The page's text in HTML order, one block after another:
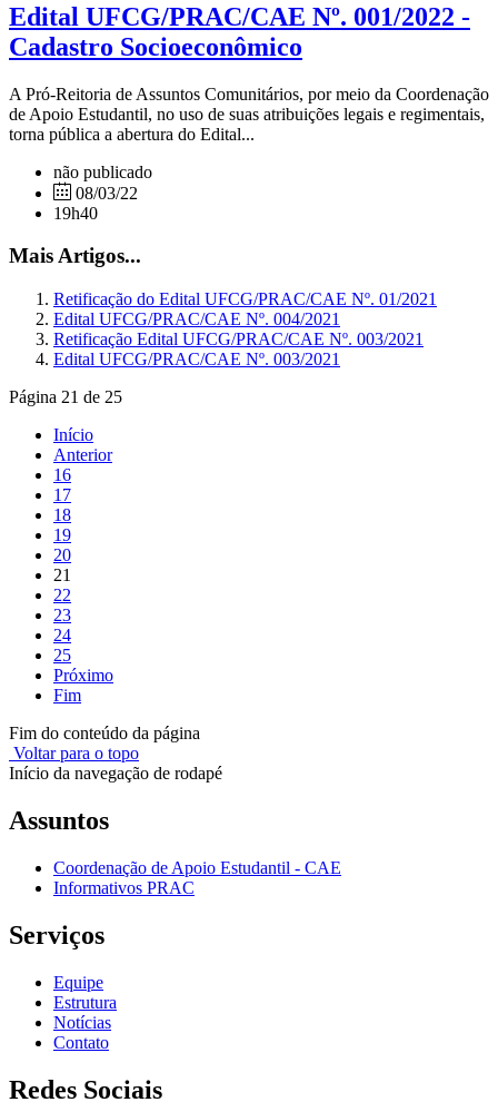
Edital UFCG/PRAC/CAE Nº. 001/2022 -
Cadastro Socioeconômico
A Pró-Reitoria de Assuntos Comunitários, por meio da Coordenação
de Apoio Estudantil, no uso de suas atribuições legais e regimentais,
torna pública a abertura do Edital...
não publicado
08/03/22
19h40
Mais Artigos...
Retificação do Edital UFCG/PRAC/CAE Nº. 01/2021
Edital UFCG/PRAC/CAE Nº. 004/2021
Retificação Edital UFCG/PRAC/CAE Nº. 003/2021
Edital UFCG/PRAC/CAE Nº. 003/2021
Página 21 de 25
Início
Anterior
16
17
18
19
20
21
22
23
24
25
Próximo
Fim
Fim do conteúdo da página
Voltar para o topo
Início da navegação de rodapé
Assuntos
Coordenação de Apoio Estudantil - CAE
Informativos PRAC
Serviços
Equipe
Estrutura
Notícias
Contato
Redes Sociais